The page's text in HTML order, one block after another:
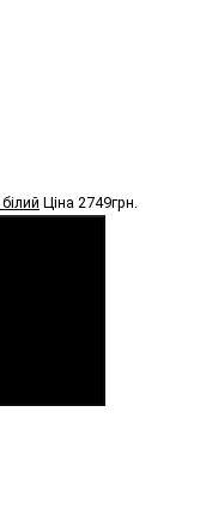
Ціна 2749грн.